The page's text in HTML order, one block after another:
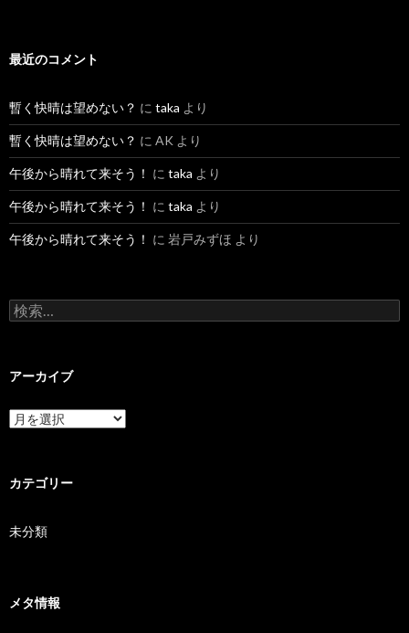
最近のコメント
暫く快晴は望めない？ に taka より
暫く快晴は望めない？ に AK より
午後から晴れて来そう！ に taka より
午後から晴れて来そう！ に taka より
午後から晴れて来そう！ に 岩戸みずほ より
検索:
アーカイブ
アーカイブ
カテゴリー
未分類
メタ情報